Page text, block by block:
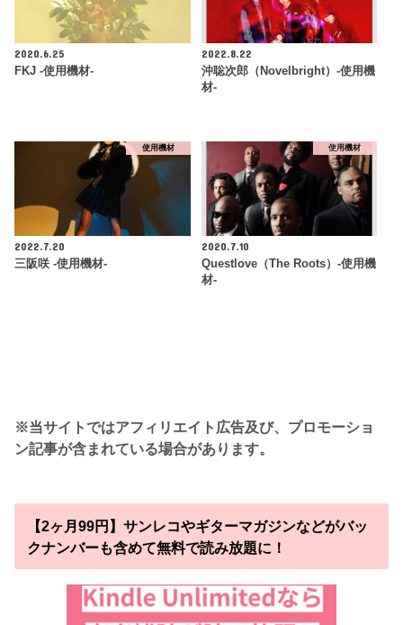
2020.6.25
FKJ -使用機材-
2022.8.22
沖聡次郎（Novelbright）-使用機
材-
使用機材
2022.7.20
三阪咲 -使用機材-
使用機材
2020.7.10
Questlove（The Roots）-使用機
材-
※当サイトではアフィリエイト広告及び、プロモーショ
ン記事が含まれている場合があります。
【2ヶ月99円】サンレコやギターマガジンなどがバッ
クナンバーも含めて無料で読み放題に！